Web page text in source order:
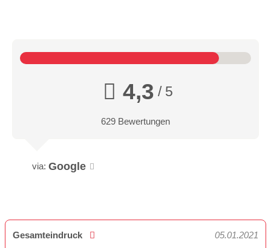
4,3 / 5
629 Bewertungen
via: Google
Gesamteindruck 05.01.2021